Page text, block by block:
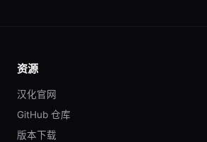
资源
汉化官网
GitHub 仓库
版本下载